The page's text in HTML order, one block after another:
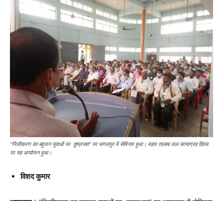
"निजीकरण का बहुजन युवाओं पर दुष्प्रभाव" पर भागलपुर में सेमिनार हुआ। महार तालाब जल सत्याग्रह दिवस
पर यह आयोजन हुआ।
विशद कुमार